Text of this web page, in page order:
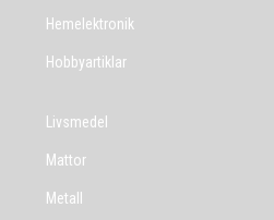
Hemelektronik
Hobbyartiklar
Livsmedel
Mattor
Metall